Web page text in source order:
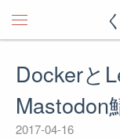
Dockerと
Mastodon
2017-04-16